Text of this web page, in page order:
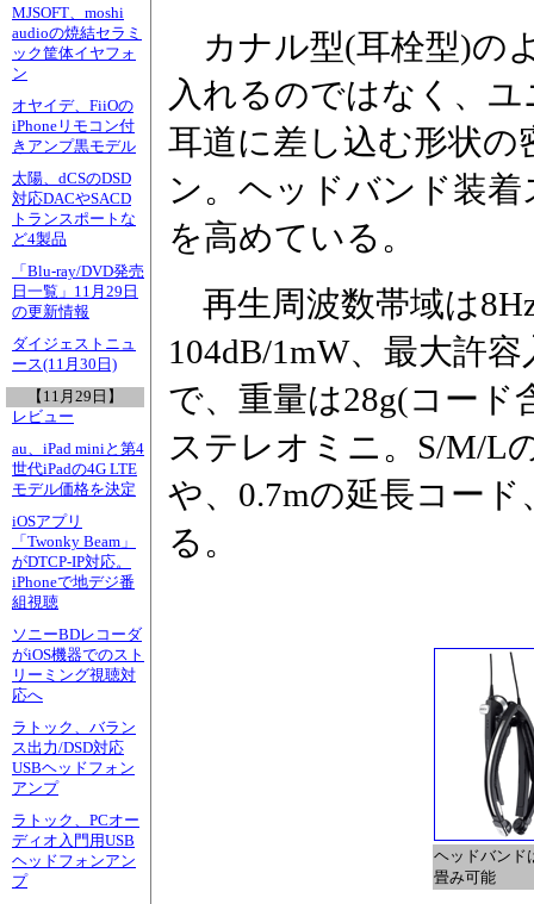
MJSOFT、moshi
audioの焼結セラミ
ック筐体イヤフォ
ン
オヤイデ、FiiOの
iPhoneリモコン付
きアンプ黒モデル
太陽、dCSのDSD
対応DACやSACD
トランスポートな
ど4製品
「Blu-ray/DVD発売
日一覧」11月29日
の更新情報
ダイジェストニュ
ース(11月30日)
【11月29日】
レビュー
au、iPad miniと第4
世代iPadの4G LTE
モデル価格を決定
iOSアプリ
「Twonky Beam」
がDTCP-IP対応。
iPhoneで地デジ番
組視聴
ソニーBDレコーダ
がiOS機器でのスト
リーミング視聴対
応へ
ラトック、バラン
ス出力/DSD対応
USBヘッドフォン
アンプ
ラトック、PCオー
ディオ入門用USB
ヘッドフォンアン
プ
カナル型(耳栓型)の
入れるのではなく、
耳道に差し込む形状
ン。ヘッドバンド装
を高めている。
再生周波数帯域は
104dB/1mW、最大許
で、重量は28g(コー
ステレオミニ。S/M/L
や、0.7mの延長コー
る。
ヘッドバンド
畳み可能